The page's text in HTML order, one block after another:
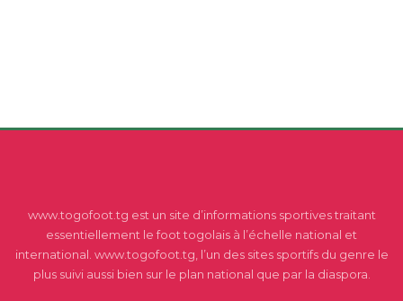
www.togofoot.tg est un site d’informations sportives traitant
essentiellement le foot togolais à l’échelle national et
international. www.togofoot.tg, l’un des sites sportifs du genre le
plus suivi aussi bien sur le plan national que par la diaspora.